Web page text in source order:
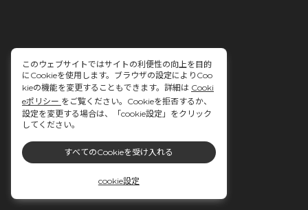
このウェブサイトではサイトの利便性の向上を目的
にCookieを使用します。ブラウザの設定によりCoo
kieの機能を変更することもできます。詳細は Cooki
eポリシー をご覧ください。Cookieを拒否するか、
設定を変更する場合は、「cookie設定」をクリック
してください。
すべてのCookieを受け入れる
cookie設定